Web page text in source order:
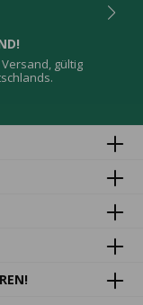
gültig